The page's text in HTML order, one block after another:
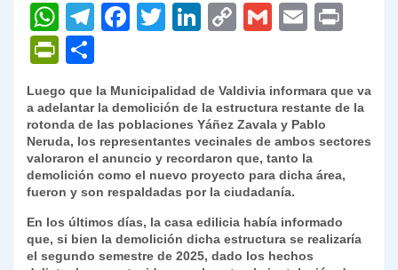
W
h
at
s
A
p
p
T
gr
a
m
F
e
b
o
o
k
T
er
Li
e
dI
n
C
y
Li
n
k
G
l
E
l
P
nt
Fr
ie
n
dl
y
o
m
p
ar
tir
Luego que la Municipalidad de Valdivia informara que va
a adelantar la demolición de la estructura restante de la
rotonda de las poblaciones Yáñez Zavala y Pablo
Neruda, los representantes vecinales de ambos sectores
valoraron el anuncio y recordaron que, tanto la
demolición como el nuevo proyecto para dicha área,
fueron y son respaldadas por la ciudadanía.
En los últimos días, la casa edilicia había informado
que, si bien la demolición dicha estructura se realizaría
el segundo semestre de 2025, dado los hechos